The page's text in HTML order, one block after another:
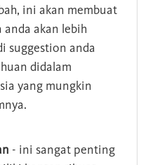
ini akan membuat
akan lebih
suggestion anda
didalam
yang mungkin
- ini sangat penting